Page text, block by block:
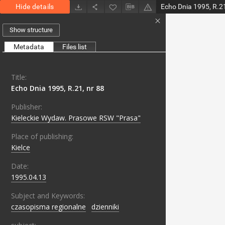
Hide details Echo Dnia 1995,
Show structure
Metadata Files list
Title:
Echo Dnia 1995, R.21, nr 88
Publisher:
Kieleckie Wydaw. Prasowe RSW "Prasa"
Place of publishing:
Kielce
Date:
1995.04.13
Subject and Keywords:
czasopisma regionalne
dzienniki